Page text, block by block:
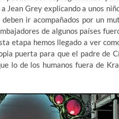
Jean Grey explicando a unos
ir acompañados por un
de algunos países
etapa hemos llegado a ver
puerta para que el padre de
lo de los humanos fuera de